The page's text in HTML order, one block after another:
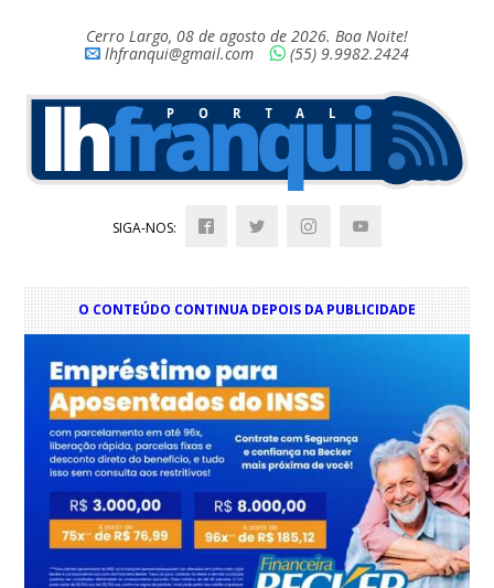
Cerro Largo, 08 de agosto de 2026. Boa Noite!
lhfranqui@gmail.com
(55) 9.9982.2424
SIGA-NOS:
O CONTEÚDO CONTINUA DEPOIS DA PUBLICIDADE